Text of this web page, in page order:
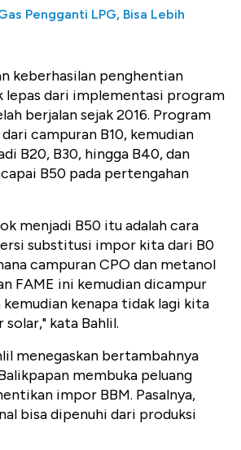
Pengganti LPG, Bisa Lebih
keberhasilan penghentian
lepas dari implementasi program
berjalan sejak 2016. Program
campuran B10, kemudian
B20, B30, hingga B40, dan
B50 pada pertengahan
menjadi B50 itu adalah cara
substitusi impor kita dari B0
campuran CPO dan metanol
FAME ini kemudian dicampur
kemudian kenapa tidak lagi kita
kata Bahlil.
menegaskan bertambahnya
membuka peluang
impor BBM. Pasalnya,
bisa dipenuhi dari produksi